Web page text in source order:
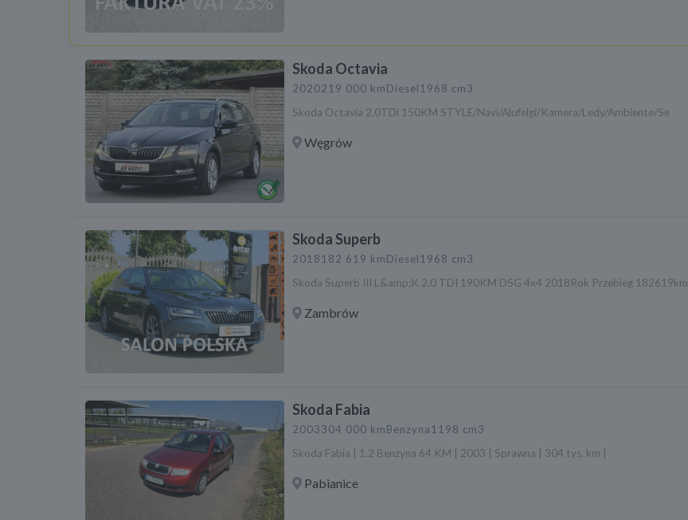
Skoda Octavia
2020219 000 kmDiesel1968 cm3
Skoda Octavia 2.0TDi 150KM STYLE/Navi/Alufelgi/Kamera/Ledy/Ambiente/Se
Węgrów
Skoda Superb
2018182 619 kmDiesel1968 cm3
Skoda Superb III L&amp;K 2.0 TDI 190KM DSG 4x4 2018Rok Przebieg 182619km
Zambrów
Skoda Fabia
2003304 000 kmBenzyna1198 cm3
Skoda Fabia | 1.2 Benzyna 64 KM | 2003 | Sprawna | 304 tys. km |
Pabianice